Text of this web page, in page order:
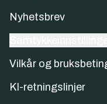
Nyhetsbrev
Vilkår og
KI-retningslinjer